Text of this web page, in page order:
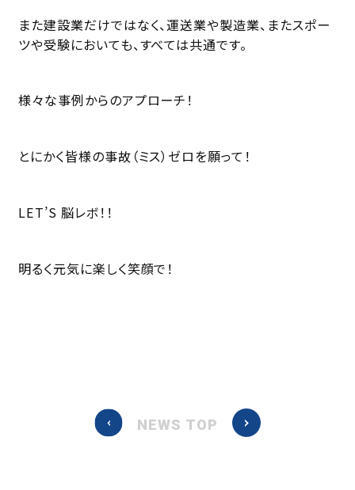
また建設業だけではなく、運送業や製造業、またスポー
ツや受験においても、すべては共通です。
様々な事例からのアプローチ！
とにかく皆様の事故（ミス）ゼロを願って！
LET’S 脳レボ！！
明るく元気に楽しく笑顔で！
NEWS TOP